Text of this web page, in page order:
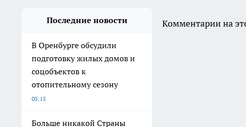
Последние новости
В Оренбурге обсудили
подготовку жилых домов и
соцобъектов к
отопительному сезону
05:15
Больше никакой Страны
Комментарии на